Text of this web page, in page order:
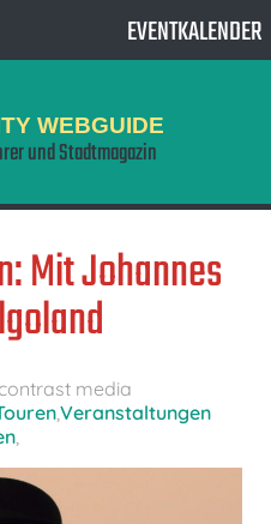
WEBGUIDE
und Stadtmagazin
Mit Johannes
contrast media
Veranstaltungen
EVENTKALENDER